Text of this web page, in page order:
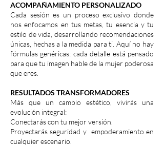
ACOMPAÑAMIENTO PERSONALIZADO
Cada sesión es un proceso exclusivo donde
nos enfocamos en tus metas, tu esencia y tu
estilo de vida, desarrollando recomendaciones
únicas, hechas a la medida para ti. Aquí no hay
fórmulas genéricas: cada detalle está pensado
para que tu imagen hable de la mujer poderosa
que eres.
RESULTADOS TRANSFORMADORES
Más que un cambio estético, vivirás una
evolución integral:
Conectarás con tu mejor versión.
Proyectarás seguridad y empoderamiento en
cualquier escenario.